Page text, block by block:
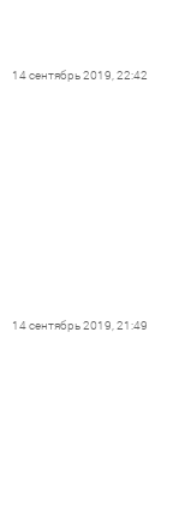
14 сентябрь 2019, 22:42
14 сентябрь 2019, 21:49